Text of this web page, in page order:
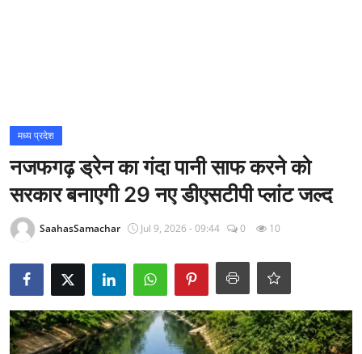
राज्य
अंतराष्ट्रीय
Epaper
धर्म
मध्य प्रदेश
नजफगढ़ ड्रेन का गंदा पानी साफ करने को
सरकार बनाएगी 29 नए डीएसटीपी प्लांट जल्द
SaahasSamachar Jul 9, 2026 - 09:44 0 10